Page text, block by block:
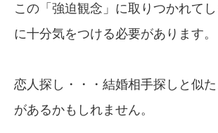
この「強迫観念」に取りつかれて
に十分気をつける必要があります。
恋人探し・・・結婚相手探しと似
があるかもしれません。